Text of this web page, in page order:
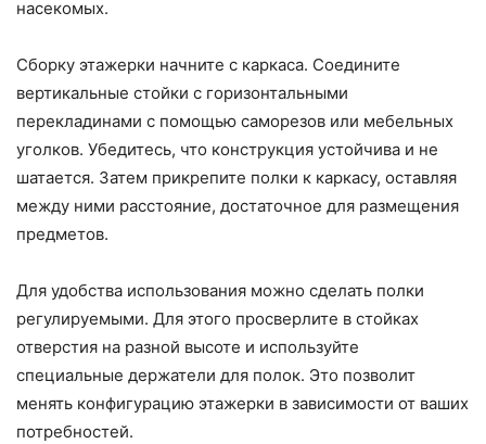
насекомых.
Сборку этажерки начните с каркаса. Соедините
вертикальные стойки с горизонтальными
перекладинами с помощью саморезов или мебельных
уголков. Убедитесь, что конструкция устойчива и не
шатается. Затем прикрепите полки к каркасу, оставляя
между ними расстояние, достаточное для размещения
предметов.
Для удобства использования можно сделать полки
регулируемыми. Для этого просверлите в стойках
отверстия на разной высоте и используйте
специальные держатели для полок. Это позволит
менять конфигурацию этажерки в зависимости от ваших
потребностей.